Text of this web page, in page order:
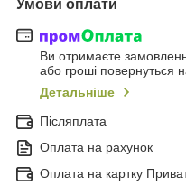
Умови оплати
Ви отримаєте
або гроші повернуться
Детальніше
Післяплата
Оплата на рахунок
Оплата на картку